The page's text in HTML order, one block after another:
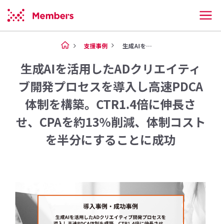
支援事例 生成AIを活用したADクリエイ...
生成AIを活用したADクリエイティ
ブ開発プロセスを導入し高速PDCA
体制を構築。CTR1.4倍に伸長さ
せ、CPAを約13%削減、体制コスト
を半分にすることに成功